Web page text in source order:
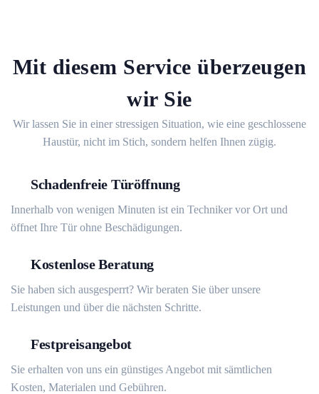
Mit diesem Service überzeugen
wir Sie
Wir lassen Sie in einer stressigen Situation, wie eine geschlossene
Haustür, nicht im Stich, sondern helfen Ihnen zügig.
Schadenfreie Türöffnung
Innerhalb von wenigen Minuten ist ein Techniker vor Ort und
öffnet Ihre Tür ohne Beschädigungen.
Kostenlose Beratung
Sie haben sich ausgesperrt? Wir beraten Sie über unsere
Leistungen und über die nächsten Schritte.
Festpreisangebot
Sie erhalten von uns ein günstiges Angebot mit sämtlichen
Kosten, Materialen und Gebühren.